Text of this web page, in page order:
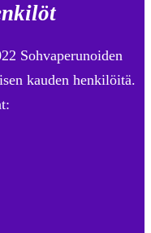
Sohvaperunoiden
kauden henkilöitä.